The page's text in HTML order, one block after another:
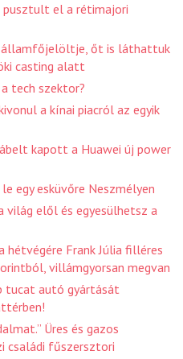
el a rétimajori
államfőjelöltje, őt is láthattuk
casting alatt
tech szektor?
a kínai piacról az egyik
kapott a Huawei új power
egy esküvőre Neszmélyen
világ elől és egyesülhetsz a
hétvégére Frank Júlia filléres
villámgyorsan megvan
tucat autó gyártását
Üres és gazos
családi fűszersztori